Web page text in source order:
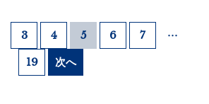
3 4 5 6 7 …
19 次へ